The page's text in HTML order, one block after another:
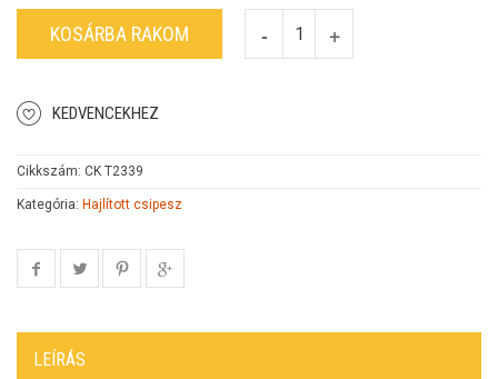
KOSÁRBA RAKOM
KEDVENCEKHEZ
Cikkszám: CK T2339
Kategória: Hajlított csipesz
LEÍRÁS